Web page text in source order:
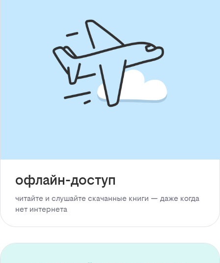
офлайн-доступ
читайте и слушайте скачанные книги — даже когда
нет интернета